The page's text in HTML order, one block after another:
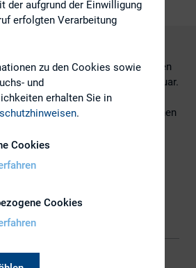
hat seine im Jahr 2003 eingeführten
Gelten sollen sie ab Januar.
und wahrscheinlich auch bei
diese Nachricht nur ein Gähnen
hört sich das jedenfalls
Ist nicht jeder Ethik-Kodex ein
der aufgrund der Einwilligung
erfolgten Verarbeitung
zu den Cookies sowie
und
erhalten Sie in
.
Cookies
Cookies